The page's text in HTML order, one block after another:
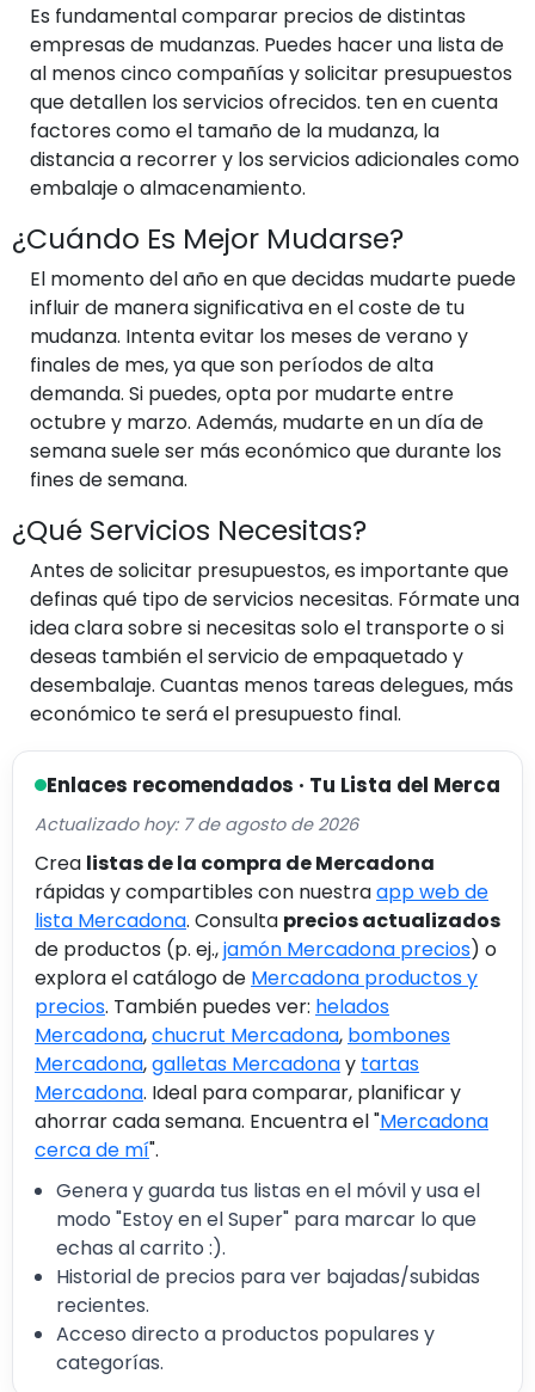
Es fundamental comparar precios de distintas
empresas de mudanzas. Puedes hacer una lista de
al menos cinco compañías y solicitar presupuestos
que detallen los servicios ofrecidos. ten en cuenta
factores como el tamaño de la mudanza, la
distancia a recorrer y los servicios adicionales como
embalaje o almacenamiento.
¿Cuándo Es Mejor Mudarse?
El momento del año en que decidas mudarte puede
influir de manera significativa en el coste de tu
mudanza. Intenta evitar los meses de verano y
finales de mes, ya que son períodos de alta
demanda. Si puedes, opta por mudarte entre
octubre y marzo. Además, mudarte en un día de
semana suele ser más económico que durante los
fines de semana.
¿Qué Servicios Necesitas?
Antes de solicitar presupuestos, es importante que
definas qué tipo de servicios necesitas. Fórmate una
idea clara sobre si necesitas solo el transporte o si
deseas también el servicio de empaquetado y
desembalaje. Cuantas menos tareas delegues, más
económico te será el presupuesto final.
Enlaces recomendados · Tu Lista del Merca
Actualizado hoy: 7 de agosto de 2026
Crea listas de la compra de Mercadona
rápidas y compartibles con nuestraapp web de
lista Mercadona. Consulta precios actualizados
de productos (p. ej.,jamón Mercadona precios) o
explora el catálogo de Mercadona productos y
precios. También puedes ver: helados
Mercadona,chucrut Mercadona, bombones
Mercadona,galletas Mercadonay tartas
Mercadona. Ideal para comparar, planificar y
ahorrar cada semana. Encuentra el "Mercadona
cerca de mí".
Genera y guarda tus listas en el móvil y usa el
modo "Estoy en el Super" para marcar lo que
echas al carrito :).
Historial de precios para ver bajadas/subidas
recientes.
Acceso directo a productos populares y
categorías.